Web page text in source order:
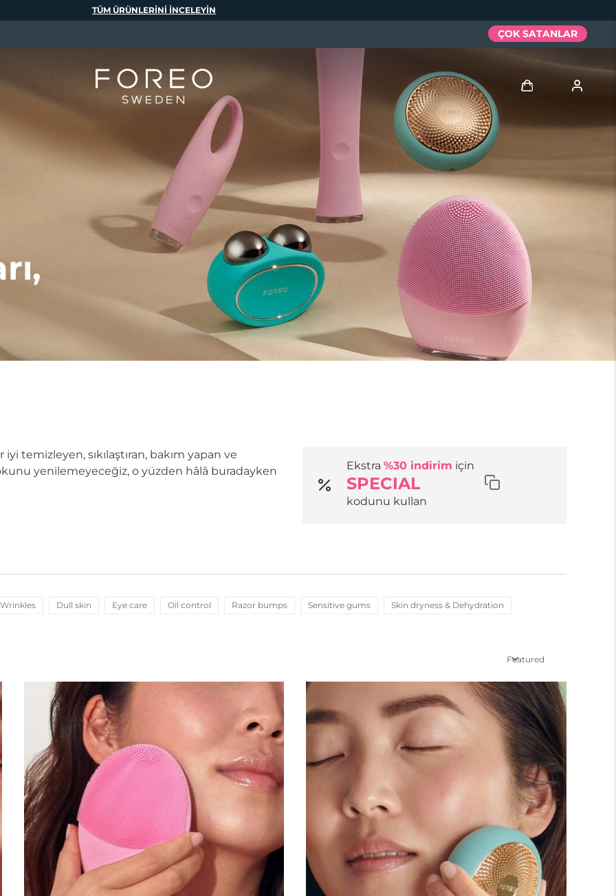
temizleyen, sıkılaştıran, bakım yapan ve
yenilemeyeceğiz, o yüzden hâlâ buradayken
Ekstra %30 indirim için
SPECIAL
kodunu kullan
Dull skin Eye care Oil control Razor bumps Sensitive gums Skin dryness & Dehydration
Featured
TÜM ÜRÜNLERINI INCELEYIN
ÇOK SATANLAR
Giriş
Cihazlarım
Aboneliklerim